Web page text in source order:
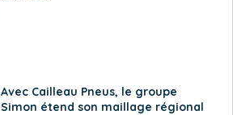
Avec Cailleau Pneus, le groupe
Simon étend son maillage régional